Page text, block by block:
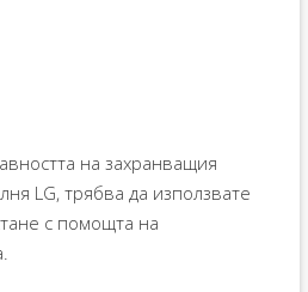
на захранващия
LG, трябва да използвате
с помощта на